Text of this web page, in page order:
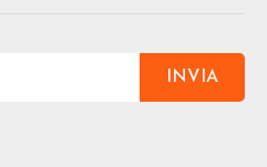
INVIA